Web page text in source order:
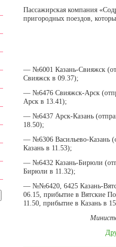
Пассажирская компания
пригородных поездов,
— №6001 Казань-Свияжск
Свияжск в 09.37);
— №6476 Свияжск-Арск
Арск в 13.41);
— №6437 Арск-Казань
18.50);
— №6306 Васильево-Казань
Казань в 11.53);
— №6432 Казань-Бирюли
Бирюли в 11.32);
— №№6420, 6425 Казань-
06.15, прибытие в Вятские
11.50, прибытие в Казань в